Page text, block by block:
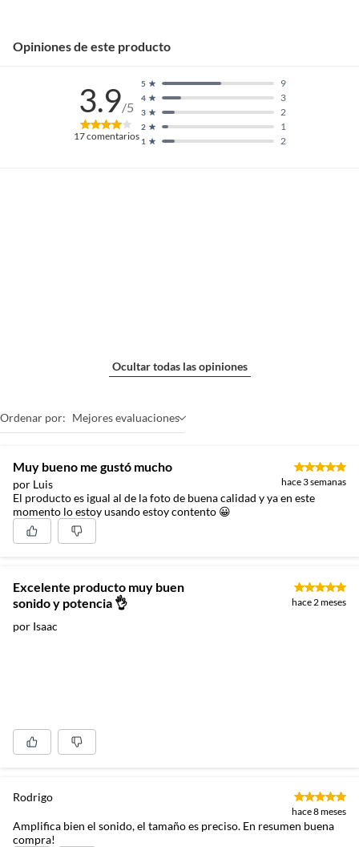
Opiniones de este producto
3.9/5
17comentarios 1 2
2 1
3 2
4 3
5 9
Ocultar todas las opiniones
Ordenar por: Mejores evaluaciones
Muy bueno me gustó mucho
por Luis hace 3 semanas
El producto es igual al de la foto de buena calidad y ya en este
momento lo estoy usando estoy contento 😀
Excelente producto muy buen
sonido y potencia 👌
por Isaac
hace 2 meses
Rodrigo
hace 8 meses
Amplifica bien el sonido, el tamaño es preciso. En resumen buena
compra!